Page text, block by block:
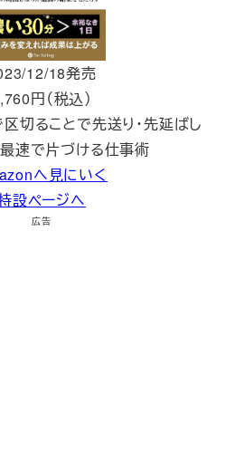
12/18発売
円（税込）
切ることで先送り・先延ばし
最速で片づける仕事術
へ見にいく
設ページへ
広告